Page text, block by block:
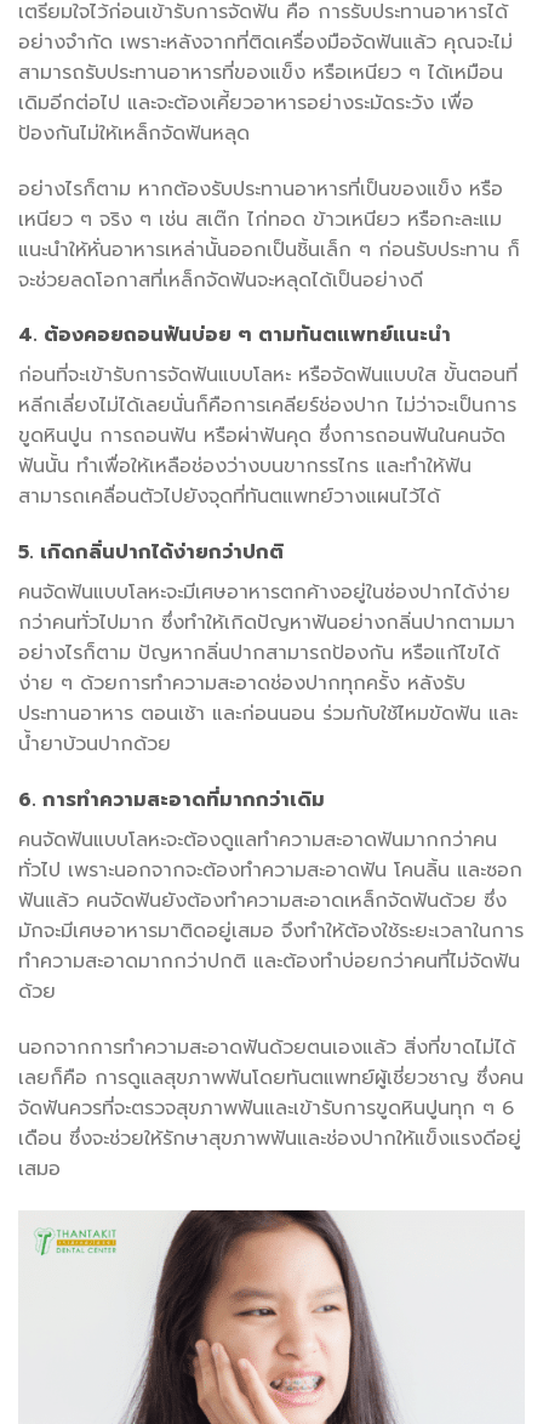
เตรียมใจไว้ก่อนเข้ารับการจัดฟัน คือ การรับประทานอาหารได้
อย่างจำกัด เพราะหลังจากที่ติดเครื่องมือจัดฟันแล้ว คุณจะไม่
สามารถรับประทานอาหารที่ของแข็ง หรือเหนียว ๆ ได้เหมือน
เดิมอีกต่อไป และจะต้องเคี้ยวอาหารอย่างระมัดระวัง เพื่อ
ป้องกันไม่ให้เหล็กจัดฟันหลุด
อย่างไรก็ตาม หากต้องรับประทานอาหารที่เป็นของแข็ง หรือ
เหนียว ๆ จริง ๆ เช่น สเต๊ก ไก่ทอด ข้าวเหนียว หรือกะละแม
แนะนำให้หั่นอาหารเหล่านั้นออกเป็นชิ้นเล็ก ๆ ก่อนรับประทาน ก็
จะช่วยลดโอกาสที่เหล็กจัดฟันจะหลุดได้เป็นอย่างดี
4. ต้องคอยถอนฟันบ่อย ๆ ตามทันตแพทย์แนะนำ
ก่อนที่จะเข้ารับการจัดฟันแบบโลหะ หรือจัดฟันแบบใส ขั้นตอนที่
หลีกเลี่ยงไม่ได้เลยนั่นก็คือการเคลียร์ช่องปาก ไม่ว่าจะเป็นการ
ขูดหินปูน การถอนฟัน หรือผ่าฟันคุด ซึ่งการถอนฟันในคนจัด
ฟันนั้น ทำเพื่อให้เหลือช่องว่างบนขากรรไกร และทำให้ฟัน
สามารถเคลื่อนตัวไปยังจุดที่ทันตแพทย์วางแผนไว้ได้
5. เกิดกลิ่นปากได้ง่ายกว่าปกติ
คนจัดฟันแบบโลหะจะมีเศษอาหารตกค้างอยู่ในช่องปากได้ง่าย
กว่าคนทั่วไปมาก ซึ่งทำให้เกิดปัญหาฟันอย่างกลิ่นปากตามมา
อย่างไรก็ตาม ปัญหากลิ่นปากสามารถป้องกัน หรือแก้ไขได้
ง่าย ๆ ด้วยการทำความสะอาดช่องปากทุกครั้ง หลังรับ
ประทานอาหาร ตอนเช้า และก่อนนอน ร่วมกับใช้ไหมขัดฟัน และ
น้ำยาบ้วนปากด้วย
6. การทำความสะอาดที่มากกว่าเดิม
คนจัดฟันแบบโลหะจะต้องดูแลทำความสะอาดฟันมากกว่าคน
ทั่วไป เพราะนอกจากจะต้องทำความสะอาดฟัน โคนลิ้น และซอก
ฟันแล้ว คนจัดฟันยังต้องทำความสะอาดเหล็กจัดฟันด้วย ซึ่ง
มักจะมีเศษอาหารมาติดอยู่เสมอ จึงทำให้ต้องใช้ระยะเวลาในการ
ทำความสะอาดมากกว่าปกติ และต้องทำบ่อยกว่าคนที่ไม่จัดฟัน
ด้วย
นอกจากการทำความสะอาดฟันด้วยตนเองแล้ว สิ่งที่ขาดไม่ได้
เลยก็คือ การดูแลสุขภาพฟันโดยทันตแพทย์ผู้เชี่ยวชาญ ซึ่งคน
จัดฟันควรที่จะตรวจสุขภาพฟันและเข้ารับการขูดหินปูนทุก ๆ 6
เดือน ซึ่งจะช่วยให้รักษาสุขภาพฟันและช่องปากให้แข็งแรงดีอยู่
เสมอ